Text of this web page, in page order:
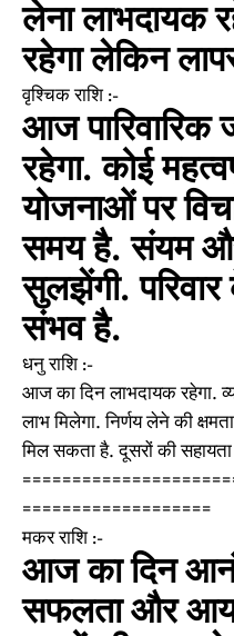
लेना लाभदायक
रहेगा लेकिन
वृश्चिक राशि :-
आज
रहेगा. कोई
योजनाओं पर
समय है. संयम
सुलझेंगी. परिवार
संभव है.
धनु राशि :-
आज का दिन लाभदायक रहेगा.
लाभ मिलेगा. निर्णय लेने की
मिल सकता है. दूसरों की
===================
मकर राशि :-
आज का दिन
सफलता और आय